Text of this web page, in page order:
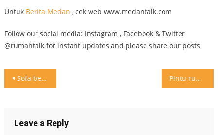
Untuk Berita Medan , cek web www.medantalk.com
Follow our social media: Instagram , Facebook & Twitter
@rumahtalk for instant updates and please share our posts
Post
Sofa bed sudah mainstream Sofa bunk bed yang unik #inspirasi Pintu rumah zaman corona Bisa buat sendiri pintu sanitasi #inspirasi
Leave a Reply